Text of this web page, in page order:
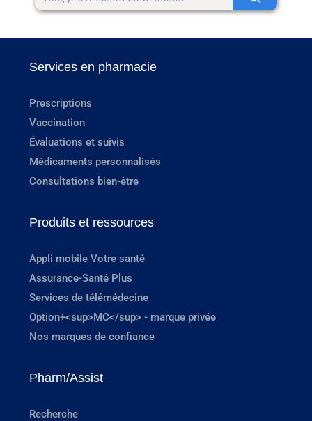
Services en pharmacie
Prescriptions
Vaccination
Évaluations et suivis
Médicaments personnalisés
Consultations bien-être
Produits et ressources
Appli mobile Votre santé
Assurance-Santé Plus
Services de télémédecine
Option+<sup>MC</sup> - marque privée
Nos marques de confiance
Pharm/Assist
Recherche